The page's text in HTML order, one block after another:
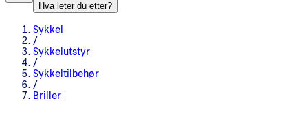
Hva leter du etter?
Sykkel
/
Sykkelutstyr
/
Sykkeltilbehør
/
Briller